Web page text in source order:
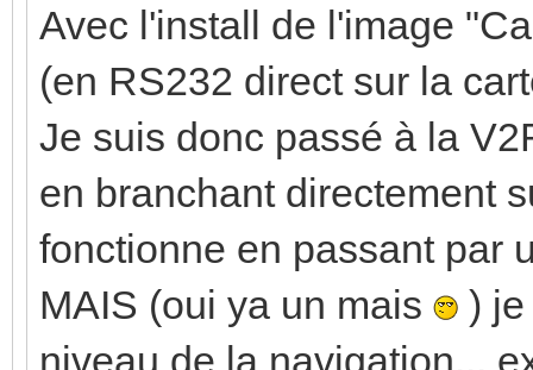
Avec l'install de l'image
(en RS232 direct sur la
Je suis donc passé à la
en branchant directement
fonctionne en passant par
MAIS (oui ya un mais
)
niveau de la navigation...